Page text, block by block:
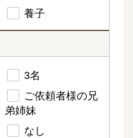
養子
3名
ご依頼者様の兄
弟姉妹
なし